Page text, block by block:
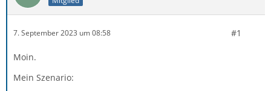
7. September 2023 um 08:58 #1
Moin.
Mein Szenario: